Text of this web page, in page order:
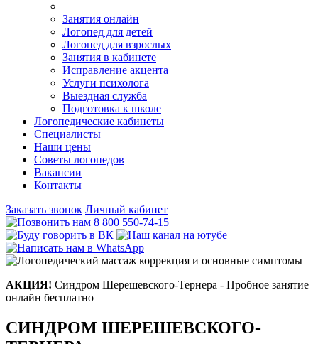
Занятия онлайн
Логопед для детей
Логопед для взрослых
Занятия в кабинете
Исправление акцента
Услуги психолога
Выездная служба
Подготовка к школе
Логопедические кабинеты
Специалисты
Наши цены
Советы логопедов
Вакансии
Контакты
Заказать звонок Личный кабинет
8 800 550-74-15
АКЦИЯ! Синдром Шерешевского-Тернера - Пробное занятие
онлайн бесплатно
СИНДРОМ ШЕРЕШЕВСКОГО-